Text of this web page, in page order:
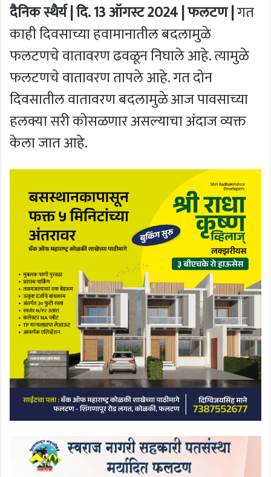
दैनिक स्थैर्य | दि. 13 ऑगस्ट 2024 | फलटण |गत
काही दिवसाच्या हवामानातील बदलामुळे
फलटणचे वातावरण ढवळून निघाले आहे. त्यामुळे
फलटणचे वातावरण तापले आहे. गत दोन
दिवसातील वातावरण बदलामुळे आज पावसाच्या
हलक्या सरी कोसळणार असल्याचा अंदाज व्यक्त
केला जात आहे.